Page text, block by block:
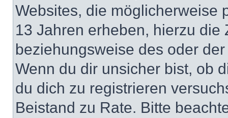
Websites, die möglicherweise
13 Jahren erheben, hierzu die
beziehungsweise des oder
Wenn du dir unsicher bist, ob
du dich zu registrieren
Beistand zu Rate. Bitte